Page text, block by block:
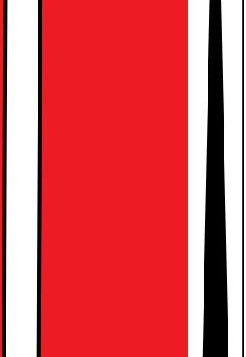
smarta enheter
dina smarta enheter är enkelt med
för Google Assistant, Amazon Alexa och
TV och synka med andra smarta enheter
med rösten och skapa ett uppkopplat och
som förbättrar hela din upplevelse.
– precision i varje bildruta
justerar ljusstyrkan för att ge en dynamisk
du tittar på. Funktionen analyserar över 2000
varje bildruta, så att varje detalj syns.
att din soundbar och TV fungerar som en
är sömlöst integrerade med TV:ns
anpassa dem utan krångel.